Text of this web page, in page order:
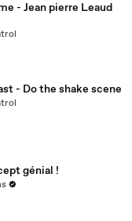
- Jean pierre Leaud
- Do the shake scene
génial !